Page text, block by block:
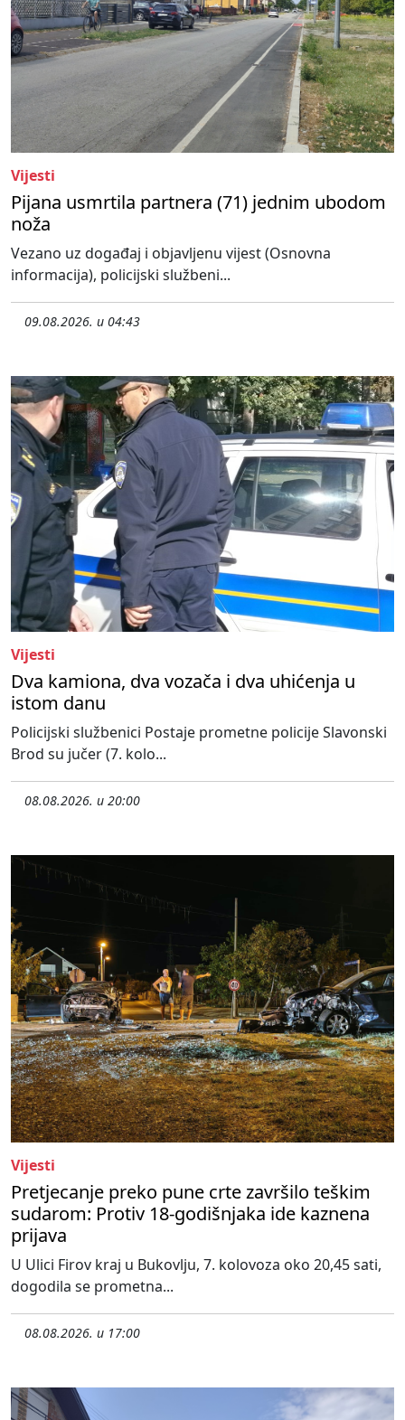
Vijesti
Pijana usmrtila partnera (71) jednim ubodom
noža
Vezano uz događaj i objavljenu vijest (Osnovna
informacija), policijski službeni...
09.08.2026. u 04:43
Vijesti
Dva kamiona, dva vozača i dva uhićenja u
istom danu
Policijski službenici Postaje prometne policije Slavonski
Brod su jučer (7. kolo...
08.08.2026. u 20:00
Vijesti
Pretjecanje preko pune crte završilo teškim
sudarom: Protiv 18-godišnjaka ide kaznena
prijava
U Ulici Firov kraj u Bukovlju, 7. kolovoza oko 20,45 sati,
dogodila se prometna...
08.08.2026. u 17:00